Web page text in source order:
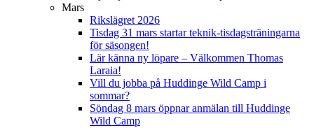
Mars
Rikslägret 2026
Tisdag 31 mars startar teknik-tisdagsträningarna
för säsongen!
Lär känna ny löpare – Välkommen Thomas
Laraia!
Vill du jobba på Huddinge Wild Camp i
sommar?
Söndag 8 mars öppnar anmälan till Huddinge
Wild Camp